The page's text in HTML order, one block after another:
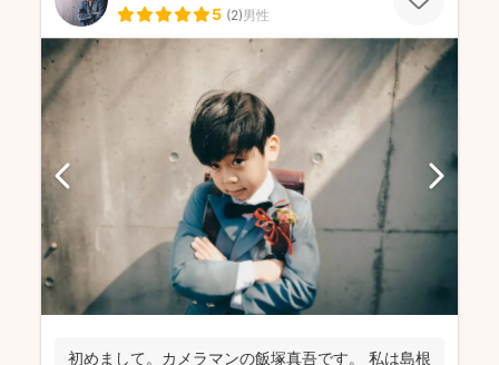
5 (2)男性
初めまして。カメラマンの飯塚真吾です。 私は島根